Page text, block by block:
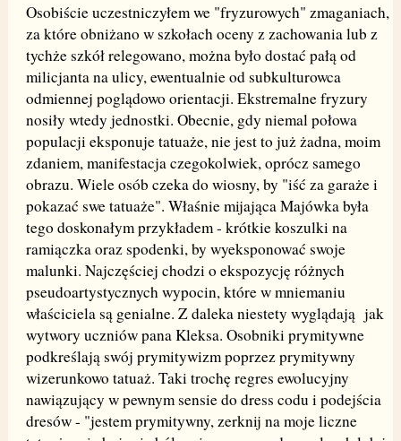
Osobiście uczestniczyłem we "fryzurowych" zmaganiach,
za które obniżano w szkołach oceny z zachowania lub z
tychże szkół relegowano, można było dostać pałą od
milicjanta na ulicy, ewentualnie od subkulturowca
odmiennej poglądowo orientacji. Ekstremalne fryzury
nosiły wtedy jednostki. Obecnie, gdy niemal połowa
populacji eksponuje tatuaże, nie jest to już żadna, moim
zdaniem, manifestacja czegokolwiek, oprócz samego
obrazu. Wiele osób czeka do wiosny, by "iść za garaże i
pokazać swe tatuaże". Właśnie mijająca Majówka była
tego doskonałym przykładem - krótkie koszulki na
ramiączka oraz spodenki, by wyeksponować swoje
malunki. Najczęściej chodzi o ekspozycję różnych
pseudoartystycznych wypocin, które w mniemaniu
właściciela są genialne. Z daleka niestety wyglądają jak
wytwory uczniów pana Kleksa. Osobniki prymitywne
podkreślają swój prymitywizm poprzez prymitywny
wizerunkowo tatuaż. Taki trochę regres ewolucyjny
nawiązujący w pewnym sensie do dress codu i podejścia
dresów - "jestem prymitywny, zerknij na moje liczne